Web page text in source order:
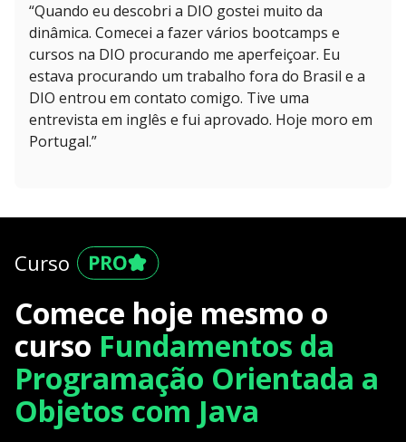
“Quando eu descobri a DIO gostei muito da
dinâmica. Comecei a fazer vários bootcamps e
cursos na DIO procurando me aperfeiçoar. Eu
estava procurando um trabalho fora do Brasil e a
DIO entrou em contato comigo. Tive uma
entrevista em inglês e fui aprovado. Hoje moro em
Portugal.”
Curso
Comece hoje mesmo o
curso Fundamentos da
Programação Orientada a
Objetos com Java